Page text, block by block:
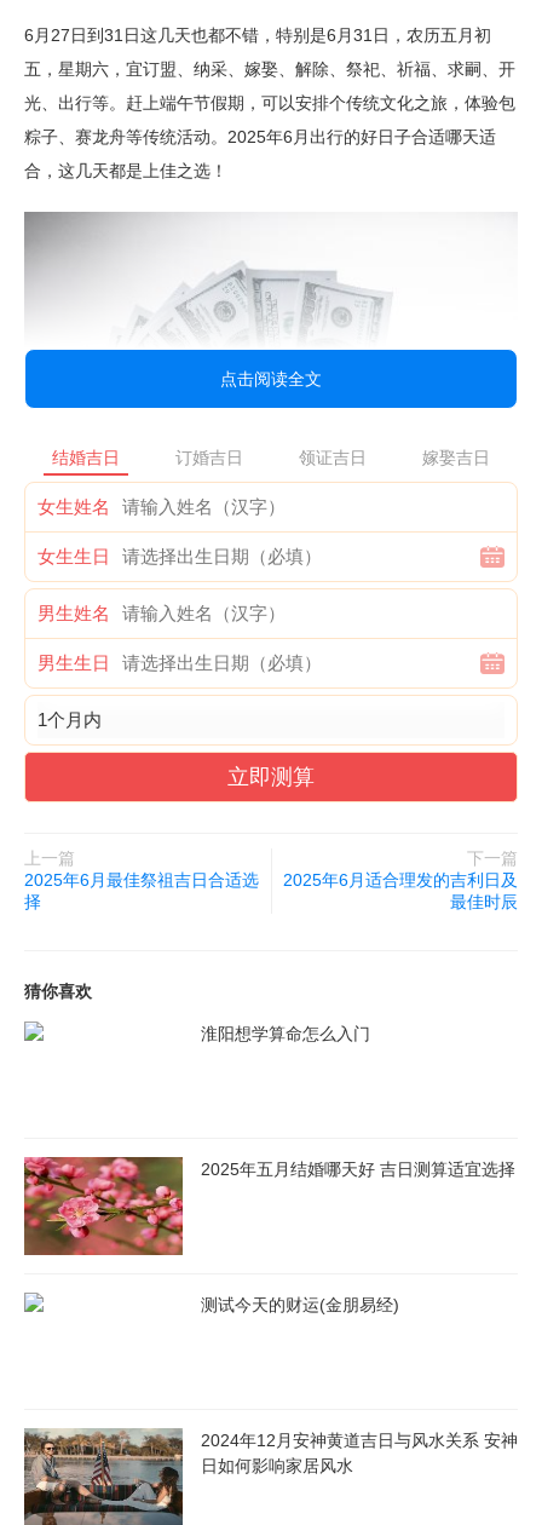
6月27日到31日这几天也都不错，特别是6月31日，农历五月初
五，星期六，宜订盟、纳采、嫁娶、解除、祭祀、祈福、求嗣、开
光、出行等。赶上端午节假期，可以安排个传统文化之旅，体验包
粽子、赛龙舟等传统活动。2025年6月出行的好日子合适哪天适
合，这几天都是上佳之选！
选个好日子出门固然重要，但也要注意避开与自己生肖相冲的日
子。比如属鼠的朋友要避开6月1日、13日、25日这些冲鼠的日
子，属马的朋友则要避开6月7日、31日。2025年6月出行的好日子
合适哪天适合，一定要结合自身情况来选择。
除了选日子，出行前的准备工作也很关键。提前查好天气预报，准
备好合适的衣物；规划好路线，预订好住宿；带上必备药品，以防
不时之需。2025年6月出行的好日子合适哪天适合，选对日子只是
其实，2025年6月出行的好日子合适哪天适合，最重要的还是看个
人时间安排。与其纠结哪天最吉利，不如选个自己最方便的日子，
最后提醒大家，出行时要注意安全，保管好随身物品，遵守当地规
点击阅读全文
结婚吉日 订婚吉日 领证吉日 嫁娶吉日
女生姓名
女生生日
男生姓名
男生生日
立即测算
上一篇
2025年6月最佳祭祖吉日合适选
择
下一篇
2025年6月适合理发的吉利日及
最佳时辰
猜你喜欢
淮阳想学算命怎么入门
2025年五月结婚哪天好 吉日测算适宜选择
测试今天的财运(金朋易经)
2024年12月安神黄道吉日与风水关系 安神
日如何影响家居风水